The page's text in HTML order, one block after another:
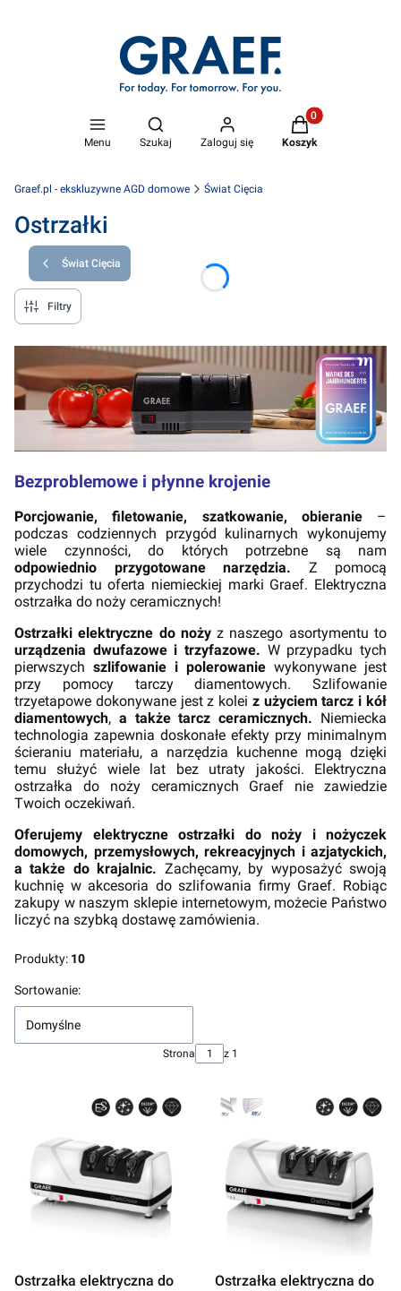
Menu
Otwórz wyszukiwarkę
Szukaj Zaloguj się
Produkty w
Koszyk
Graef.pl - ekskluzywne AGD domowe Świat Cięcia
Ostrzałki
Świat Cięcia
Filtry
Bezproblemowe i płynne krojenie
Porcjowanie, filetowanie, szatkowanie, obieranie–
podczas codziennych przygód kulinarnych wykonujemy
wiele czynności, do których potrzebne są nam
odpowiednio przygotowane narzędzia. Z pomocą
przychodzi tu oferta niemieckiej marki Graef. Elektryczna
ostrzałka do noży ceramicznych!
Ostrzałki elektryczne do nożyz naszego asortymentu to
urządzenia dwufazowe i trzyfazowe. W przypadku tych
pierwszych szlifowanie i polerowanie wykonywane jest
przy pomocy tarczy diamentowych. Szlifowanie
trzyetapowe dokonywane jest z kolei z użyciem tarcz i kół
diamentowych, a także tarcz ceramicznych. Niemiecka
technologia zapewnia doskonałe efekty przy minimalnym
ścieraniu materiału, a narzędzia kuchenne mogą dzięki
temu służyć wiele lat bez utraty jakości. Elektryczna
ostrzałka do noży ceramicznych Graef nie zawiedzie
Twoich oczekiwań.
Oferujemy elektryczne ostrzałki do noży i nożyczek
domowych, przemysłowych, rekreacyjnych i azjatyckich,
a także do krajalnic. Zachęcamy, by wyposażyć swoją
kuchnię w akcesoria do szlifowania firmy Graef. Robiąc
zakupy w naszym sklepie internetowym, możecie Państwo
liczyć na szybką dostawę zamówienia.
Produkty: 10
Lista produktów
Sortowanie:
Domyślne
Strona z 1
Ostrzałka elektryczna do
Ostrzałka elektryczna do